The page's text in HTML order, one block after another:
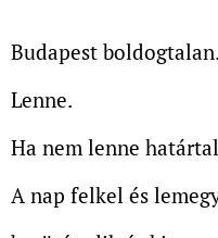
Budapest boldogtalan.
Lenne.
Ha nem lenne
A nap felkel és